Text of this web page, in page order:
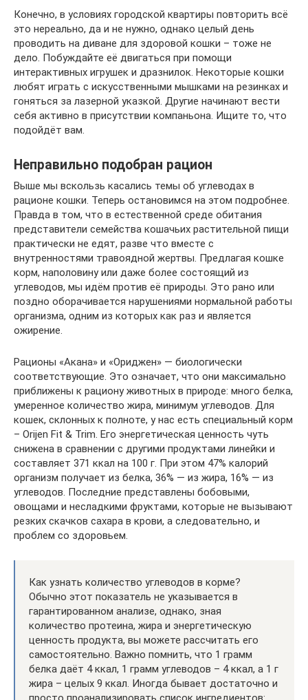
Конечно, в условиях городской квартиры повторить всё
это нереально, да и не нужно, однако целый день
проводить на диване для здоровой кошки – тоже не
дело. Побуждайте её двигаться при помощи
интерактивных игрушек и дразнилок. Некоторые кошки
любят играть с искусственными мышками на резинках и
гоняться за лазерной указкой. Другие начинают вести
себя активно в присутствии компаньона. Ищите то, что
подойдёт вам.
Неправильно подобран рацион
Выше мы вскользь касались темы об углеводах в
рационе кошки. Теперь остановимся на этом подробнее.
Правда в том, что в естественной среде обитания
представители семейства кошачьих растительной пищи
практически не едят, разве что вместе с
внутренностями травоядной жертвы. Предлагая кошке
корм, наполовину или даже более состоящий из
углеводов, мы идём против её природы. Это рано или
поздно оборачивается нарушениями нормальной работы
организма, одним из которых как раз и является
ожирение.
Рационы «Акана» и «Ориджен» — биологически
соответствующие. Это означает, что они максимально
приближены к рациону животных в природе: много белка,
умеренное количество жира, минимум углеводов. Для
кошек, склонных к полноте, у нас есть специальный корм
– Orijen Fit & Trim. Его энергетическая ценность чуть
снижена в сравнении с другими продуктами линейки и
составляет 371 ккал на 100 г. При этом 47% калорий
организм получает из белка, 36% — из жира, 16% — из
углеводов. Последние представлены бобовыми,
овощами и несладкими фруктами, которые не вызывают
резких скачков сахара в крови, а следовательно, и
проблем со здоровьем.
Как узнать количество углеводов в корме?
Обычно этот показатель не указывается в
гарантированном анализе, однако, зная
количество протеина, жира и энергетическую
ценность продукта, вы можете рассчитать его
самостоятельно. Важно помнить, что 1 грамм
белка даёт 4 ккал, 1 грамм углеводов – 4 ккал, а 1 г
жира – целых 9 ккал. Иногда бывает достаточно и